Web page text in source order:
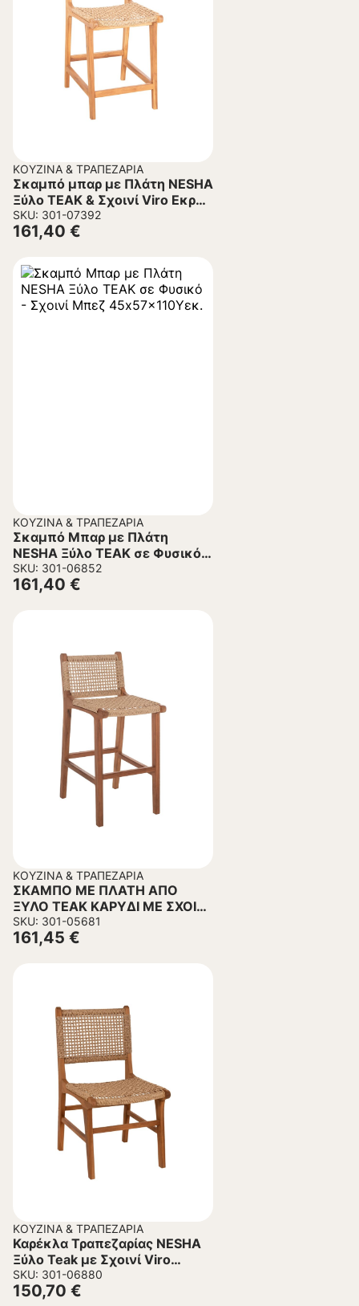
ΚΟΥΖΊΝΑ & ΤΡΑΠΕΖΑΡΊΑ
Σκαμπό μπαρ με Πλάτη NESHA
Ξύλο TEAK & Σχοινί Viro Εκρού
46×48.5×96Υεκ.
SKU: 301-07392
161,40 €
ΚΟΥΖΊΝΑ & ΤΡΑΠΕΖΑΡΊΑ
Σκαμπό Μπαρ με Πλάτη
NESHA Ξύλο TEAK σε Φυσικό –
Σχοινί Μπεζ 45x57x110Υεκ.
SKU: 301-06852
161,40 €
ΚΟΥΖΊΝΑ & ΤΡΑΠΕΖΑΡΊΑ
ΣΚΑΜΠΟ ΜΕ ΠΛΑΤΗ ΑΠΟ
ΞΥΛΟ ΤΕΑΚ ΚΑΡΥΔΙ ΜΕ ΣΧΟΙΝΙ
ΜΠΕΖ 40X53X89Υεκ.
SKU: 301-05681
161,45 €
ΚΟΥΖΊΝΑ & ΤΡΑΠΕΖΑΡΊΑ
Καρέκλα Τραπεζαρίας NESHA
Ξύλο Teak με Σχοινί Viro
50x56x85Υεκ.
SKU: 301-06880
150,70 €